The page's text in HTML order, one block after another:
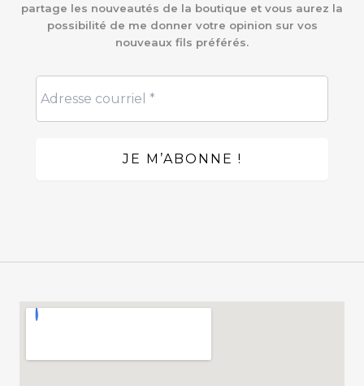
partage les nouveautés de la boutique et vous aurez la
possibilité de me donner votre opinion sur vos
nouveaux fils préférés.